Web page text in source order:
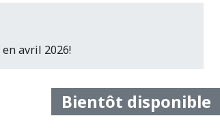
avril 2026!
Bientôt disponible